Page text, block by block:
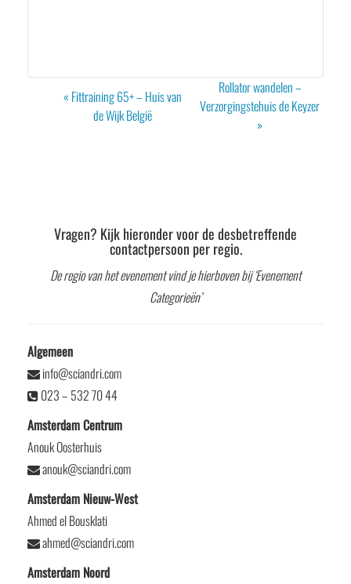
Evenement
Navigatie
« Fittraining 65+ – Huis van
de Wijk België
Rollator wandelen –
Verzorgingstehuis de Keyzer
»
Vragen? Kijk hieronder voor de desbetreffende
contactpersoon per regio.
De regio van het evenement vind je hierboven bij ‘Evenement
Categorieën’
Algemeen
info@sciandri.com
023 – 532 70 44
Amsterdam Centrum
Anouk Oosterhuis
anouk@sciandri.com
Amsterdam Nieuw-West
Ahmed el Bousklati
ahmed@sciandri.com
Amsterdam Noord